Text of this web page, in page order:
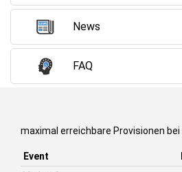
News
FAQ
maximal erreichbare Provisionen
Event